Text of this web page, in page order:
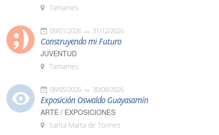
Tamames
09/01/2026 31/12/2026
Construyendo mi Futuro
JUVENTUD
Tamames
08/05/2026 30/08/2026
Exposición Oswaldo Guayasamín
ARTE / EXPOSICIONES
Santa Marta de Tormes